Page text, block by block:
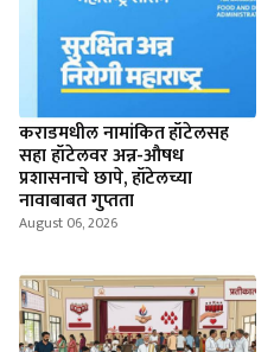
कराडमधील नामांकित हॉटेलसह
सहा हॉटेलवर अन्न-औषध
प्रशासनाचे छापे, हॉटेलच्या
नावाबाबत गुप्तता
August 06, 2026